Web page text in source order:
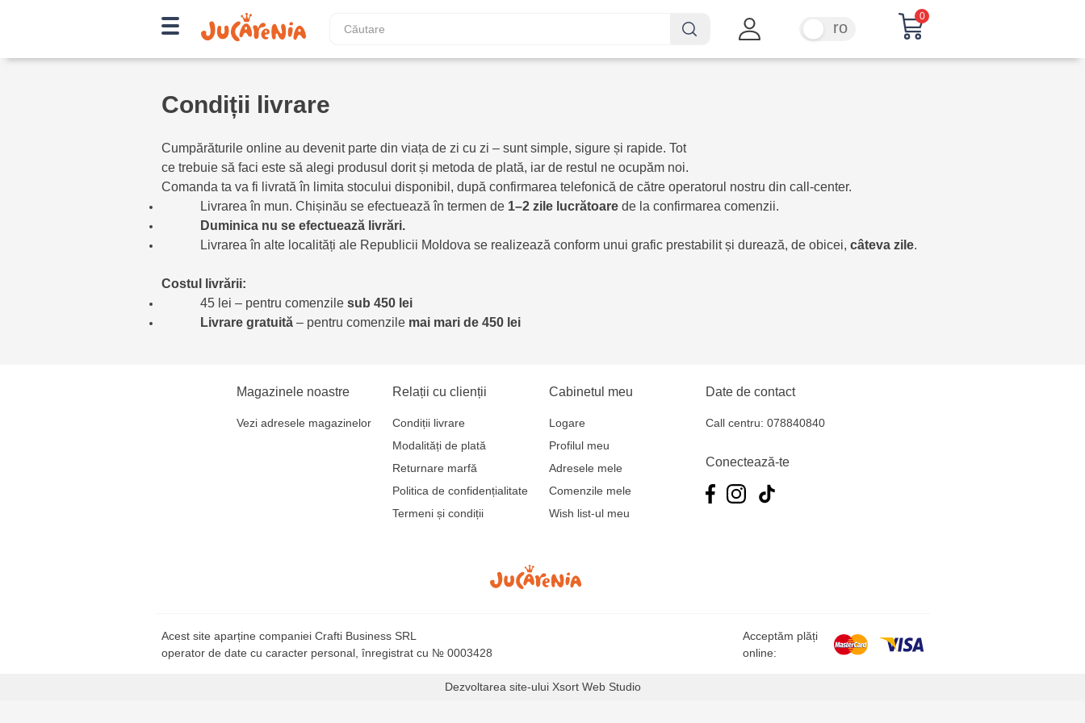
ro
0
Condiții livrare
Cumpărăturile online au devenit parte din viața de zi cu zi – sunt simple, sigure și rapide. Tot
ce trebuie să faci este să alegi produsul dorit și metoda de plată, iar de restul ne ocupăm noi.
Comanda ta va fi livrată în limita stocului disponibil, după confirmarea telefonică de către operatorul nostru din call-center.
Livrarea în mun. Chișinău se efectuează în termen de 1–2 zile lucrătoare de la confirmarea comenzii.
Duminica nu se efectuează livrări.
Livrarea în alte localități ale Republicii Moldova se realizează conform unui grafic prestabilit și durează, de obicei, câteva zile.
Costul livrării:
45 lei – pentru comenzile sub 450 lei
Livrare gratuită – pentru comenzile mai mari de 450 lei
Magazinele noastre
Vezi adresele magazinelor
Relații cu clienții
Condiții livrare
Modalități de plată
Returnare marfă
Politica de confidențialitate
Termeni și condiții
Cabinetul meu
Logare
Profilul meu
Adresele mele
Comenzile mele
Wish list-ul meu
Date de contact
Call centru: 078840840
Conectează-te
Acest site aparține companiei Crafti Business SRL
operator de date cu caracter personal, înregistrat cu № 0003428
Acceptăm plăți
online:
Dezvoltarea site-ului Xsort Web Studio